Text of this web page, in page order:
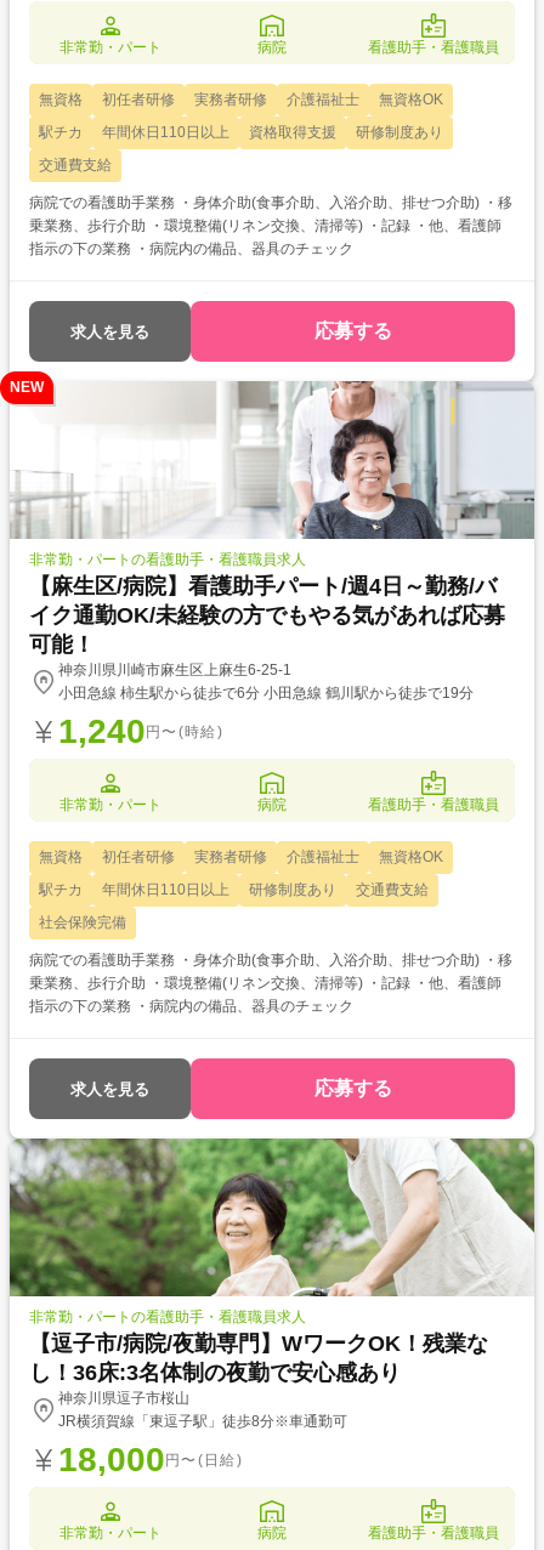
非常勤・パート 病院 看護助手・看護職員
無資格 初任者研修 実務者研修 介護福祉士
無資格OK
駅チカ
年間休日110日以上 資格取得支援
研修制度あり
交通費支給
病院での看護助手業務 ・身体介助(食事介助、入浴介助、排せつ介助) ・移
乗業務、歩行介助 ・環境整備(リネン交換、清掃等) ・記録 ・他、看護師
指示の下の業務 ・病院内の備品、器具のチェック
求人を見る 応募する
NEW
非常勤・パートの看護助手・看護職員求人
【麻生区/病院】看護助手パート/週4日～勤務/バ
イク通勤OK/未経験の方でもやる気があれば応募
可能！
神奈川県川崎市麻生区上麻生6-25-1
小田急線 柿生駅から徒歩で6分 小田急線 鶴川駅から徒歩で19分
1,240 円〜(時給)
非常勤・パート 病院 看護助手・看護職員
無資格 初任者研修 実務者研修 介護福祉士
無資格OK
駅チカ
年間休日110日以上 研修制度あり
交通費支給
社会保険完備
病院での看護助手業務 ・身体介助(食事介助、入浴介助、排せつ介助) ・移
乗業務、歩行介助 ・環境整備(リネン交換、清掃等) ・記録 ・他、看護師
指示の下の業務 ・病院内の備品、器具のチェック
求人を見る 応募する
非常勤・パートの看護助手・看護職員求人
【逗子市/病院/夜勤専門】WワークOK！残業な
し！36床:3名体制の夜勤で安心感あり
神奈川県逗子市桜山
JR横須賀線「東逗子駅」徒歩8分※車通勤可
18,000 円〜(日給)
非常勤・パート 病院 看護助手・看護職員